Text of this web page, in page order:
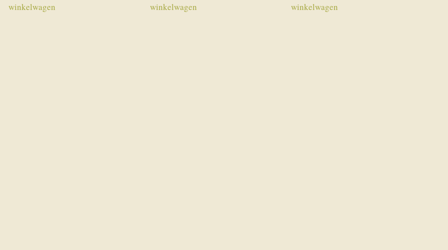
winkelwagen
winkelwagen
winkelwagen